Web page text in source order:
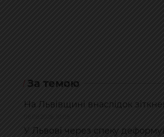
За темою
На Львівщині внаслідок
У Львові через спеку